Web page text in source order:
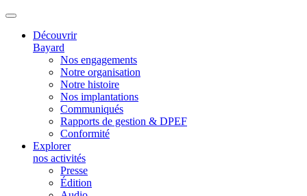
Découvrir
Bayard
Nos engagements
Notre organisation
Notre histoire
Nos implantations
Communiqués
Rapports de gestion & DPEF
Conformité
Explorer
nos activités
Presse
Édition